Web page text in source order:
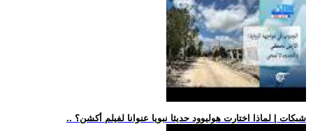
.. شبكات | لماذا اختارت هوليوود حديثا نبويا عنوانا لفيلم أكشن؟